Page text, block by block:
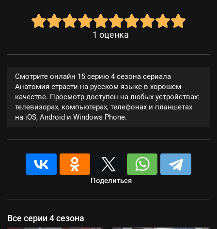
1 оценка
Смотрите онлайн 15 серию 4 сезона сериала
Анатомия страсти на русском языке в хорошем
качестве. Просмотр доступен на любых устройствах:
телевизорах, компьютерах, телефонах и планшетах
на iOS, Android и Windows Phone.
Поделиться
Все серии 4 сезона